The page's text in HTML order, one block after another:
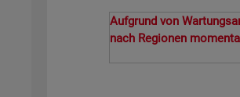
Aufgrund von
nach Regionen